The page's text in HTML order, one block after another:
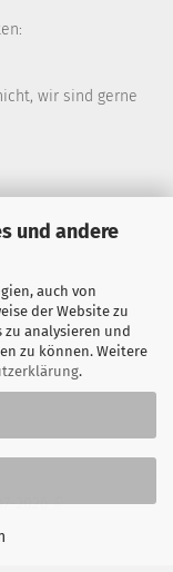
und andere
auch von
der Website zu
zu analysieren und
zu können. Weitere
.
wir sind gerne
2026 ©